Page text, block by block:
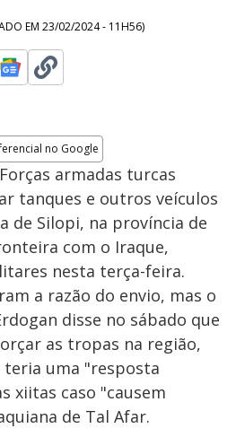
EM 23/02/2024 - 11H56)
no Google
armadas turcas
tanques e outros veículos
de Silopi, na província de
com o Iraque,
nesta terça-feira.
a razão do envio, mas o
disse no sábado que
as tropas na região,
teria uma "resposta
xiitas caso "causem
de Tal Afar.